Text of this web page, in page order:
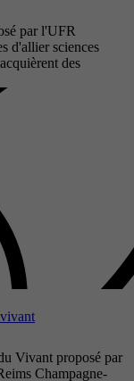
par l'UFR
d'allier sciences
des
Vivant proposé par
Champagne-